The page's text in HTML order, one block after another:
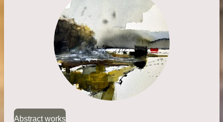
Abstract works